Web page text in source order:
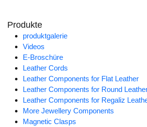
Produkte
produktgalerie
Videos
E-Broschüre
Leather Cords
Leather Components for Flat Leather
Leather Components for Round
Leather Components for Regaliz
More Jewellery Components
Magnetic Clasps